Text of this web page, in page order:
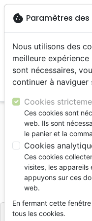
menu
Accueil Livres
Refuge (Le) - Les
Refuge (Le) -
MUNN LYDIA &
RéférenceCAU7119
Editeur La Cause
cookie Paramètres
Nous utilisons des
meilleure
sont nécessaires,
continuer à naviguer
Cookies
Ces cookies sont
web. Ils sont
le panier et la
Cookies
Ces cookies
visites, les appareils
appuyons sur ces
web.
En fermant cette
tous les cookies.